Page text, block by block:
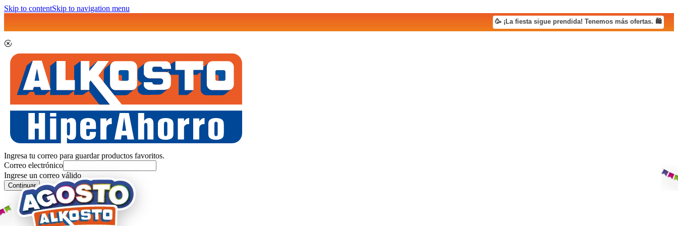
Skip to contentSkip to navigation menu
🥳 ¡La fiesta sigue prendida! Tenemos más ofertas. 🛍️
Ingresa tu correo para guardar productos favoritos.
Correo electrónico
Ingrese un correo válido
Continuar